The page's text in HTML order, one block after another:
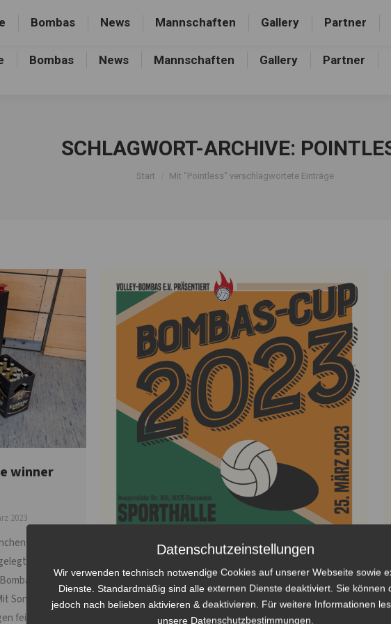
Bombas News Mannschaften Gallery Partner
SCHLAGWORT-ARCHIVE:
Sie befinden sich hier:
Start Mit "Pointless" verschlagwortete Einträge
winner
2023
auf den
Cup. In
Sonne und
feierten 15
Bombas-Cup 2023 – es ist bald soweit
Bombas-Cup VonSteven Fritsche 21. März 2023
Bombas News Mannschaften Gallery Partner
Datenschutzeinstellungen
Wir verwenden technisch notwendige Cookies auf unserer Webseite sowie
Dienste. Standardmäßig sind alle externen Dienste deaktiviert. Sie können
jedoch nach belieben aktivieren & deaktivieren. Für weitere Informationen
unsere Datenschutzbestimmungen.